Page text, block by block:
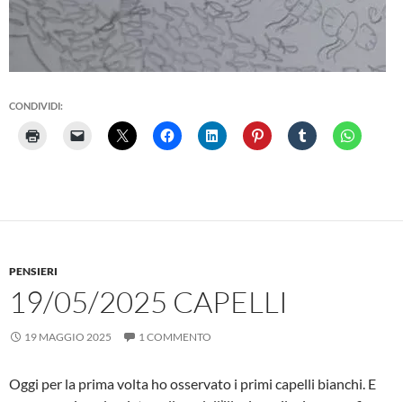
CONDIVIDI:
PENSIERI
19/05/2025 CAPELLI
19 MAGGIO 2025 1 COMMENTO
Oggi per la prima volta ho osservato i primi capelli bianchi. E